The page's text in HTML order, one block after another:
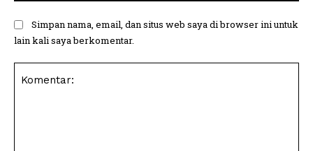
Simpan nama, email, dan situs web saya di browser ini untuk
lain kali saya berkomentar.